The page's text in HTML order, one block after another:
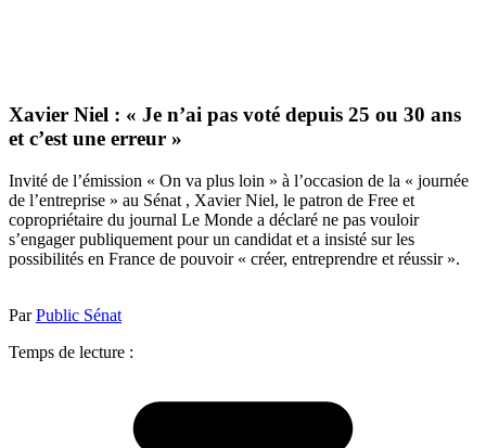
Xavier Niel : « Je n’ai pas voté depuis 25 ou 30 ans
et c’est une erreur »
Invité de l’émission « On va plus loin » à l’occasion de la « journée
de l’entreprise » au Sénat , Xavier Niel, le patron de Free et
copropriétaire du journal Le Monde a déclaré ne pas vouloir
s’engager publiquement pour un candidat et a insisté sur les
possibilités en France de pouvoir « créer, entreprendre et réussir ».
ParPublic Sénat
Temps de lecture :